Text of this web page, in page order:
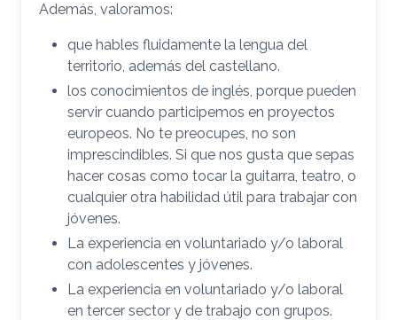
Además, valoramos:
que hables fluidamente la lengua del
territorio, además del castellano.
los conocimientos de inglés, porque pueden
servir cuando participemos en proyectos
europeos. No te preocupes, no son
imprescindibles. Si que nos gusta que sepas
hacer cosas como tocar la guitarra, teatro, o
cualquier otra habilidad útil para trabajar con
jóvenes.
La experiencia en voluntariado y/o laboral
con adolescentes y jóvenes.
La experiencia en voluntariado y/o laboral
en tercer sector y de trabajo con grupos.